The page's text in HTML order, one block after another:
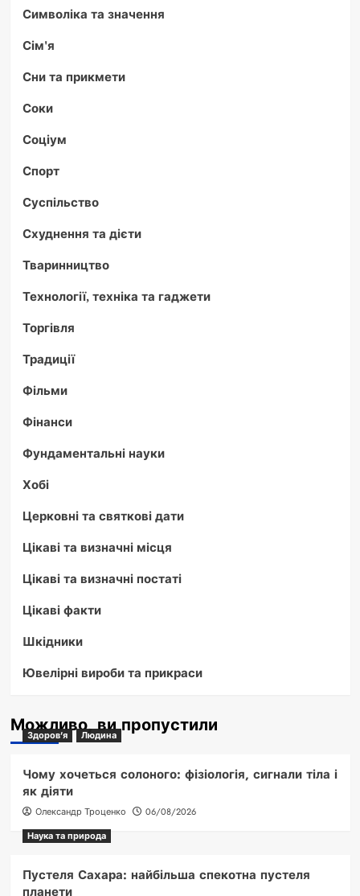
Символіка та значення
Сім'я
Сни та прикмети
Соки
Соціум
Спорт
Суспільство
Схуднення та дієти
Тваринництво
Технології, техніка та гаджети
Торгівля
Традиції
Фільми
Фінанси
Фундаментальні науки
Хобі
Церковні та святкові дати
Цікаві та визначні місця
Цікаві та визначні постаті
Цікаві факти
Шкідники
Ювелірні вироби та прикраси
Можливо, ви пропустили
Здоров'я Людина
Чому хочеться солоного: фізіологія, сигнали тіла і
як діяти
Олександр Троценко
06/08/2026
Наука та природа
Пустеля Сахара: найбільша спекотна пустеля
планети